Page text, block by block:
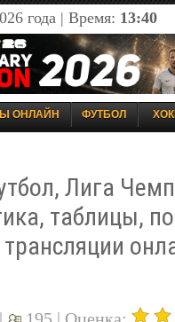
года | Время: 13:40
ОНЛАЙН ФУТБОЛ
Лига
таблицы,
трансляции
195 | Оценка: